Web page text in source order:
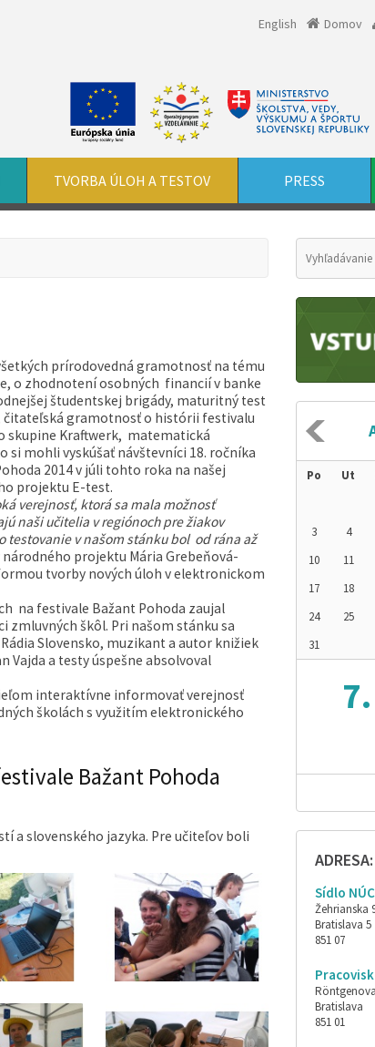
English Domov
TVORBA ÚLOH A TESTOV PRESS
prírodovedná gramotnosť na tému
o zhodnotení osobných financií v banke
študentskej brigády, maturitný test
čitateľská gramotnosť o histórii festivalu
skupine Kraftwerk, matematická
mohli vyskúšať návštevníci 18. ročníka
2014 v júli tohto roka na našej
projektu E-test.
verejnosť, ktorá sa mala možnosť
naši učitelia v regiónoch pre žiakov
testovanie v našom stánku bol od rána až
projektu Mária Grebeňová-
tvorby nových úloh v elektronickom
na festivale Bažant Pohoda zaujal
zmluvných škôl. Pri našom stánku sa
Slovensko, muzikant a autor knižiek
Vajda a testy úspešne absolvoval
interaktívne informovať verejnosť
školách s využitím elektronického
Bažant Pohoda
a slovenského jazyka. Pre učiteľov boli
Po Ut
3
4
10
11
17
18
24
25
31
ADRESA:
Sídlo
Žehrianska
Bratislava 5
851 07
Bratislava
851 01